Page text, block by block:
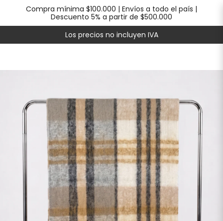
Compra mínima $100.000 | Envíos a todo el país |
Descuento 5% a partir de $500.000
Los precios no incluyen IVA